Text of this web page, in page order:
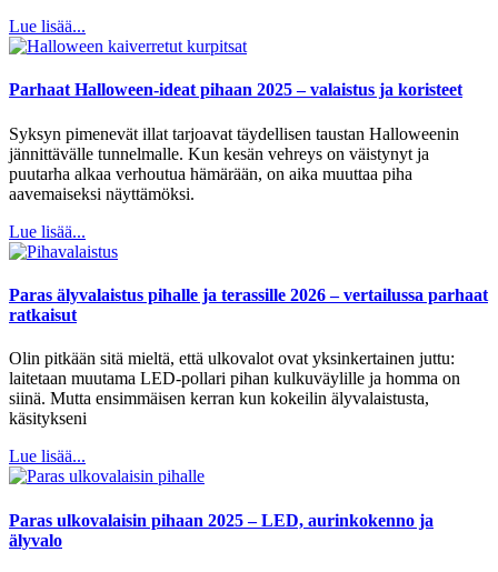
Lue lisää...
Parhaat Halloween-ideat pihaan 2025 – valaistus ja koristeet
Syksyn pimenevät illat tarjoavat täydellisen taustan Halloweenin
jännittävälle tunnelmalle. Kun kesän vehreys on väistynyt ja
puutarha alkaa verhoutua hämärään, on aika muuttaa piha
aavemaiseksi näyttämöksi.
Lue lisää...
Paras älyvalaistus pihalle ja terassille 2026 – vertailussa parhaat
ratkaisut
Olin pitkään sitä mieltä, että ulkovalot ovat yksinkertainen juttu:
laitetaan muutama LED-pollari pihan kulkuväylille ja homma on
siinä. Mutta ensimmäisen kerran kun kokeilin älyvalaistusta,
käsitykseni
Lue lisää...
Paras ulkovalaisin pihaan 2025 – LED, aurinkokenno ja
älyvalo